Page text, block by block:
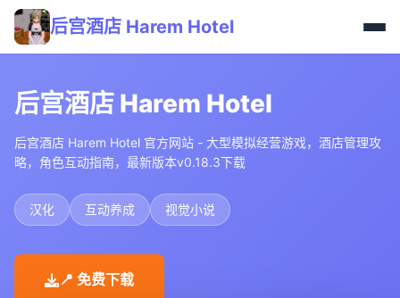
后宫酒店 Harem Hotel
后宫酒店 Harem Hotel
后宫酒店 Harem Hotel 官方网站 - 大型模拟经营游戏，酒店管理攻
略，角色互动指南，最新版本v0.18.3下载
汉化 互动养成 视觉小说
📍 免费下载